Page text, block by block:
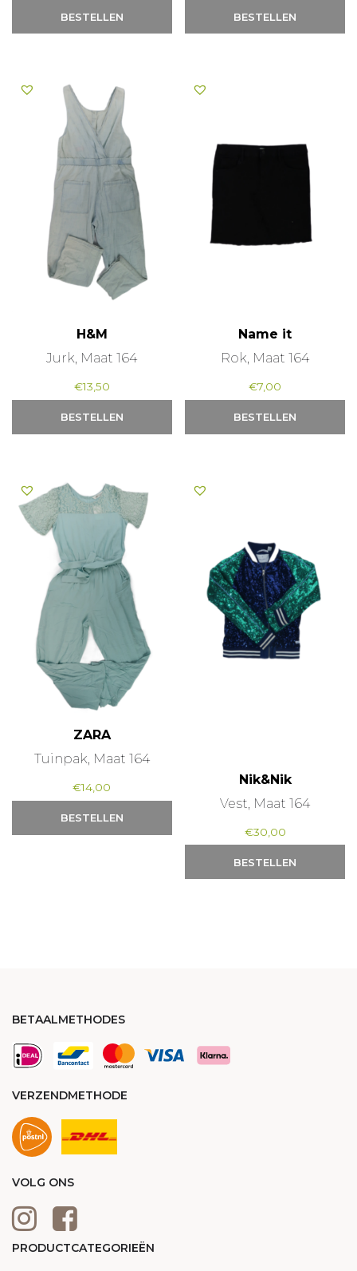
BESTELLEN BESTELLEN
H&M
Jurk, Maat 164
€13,50
BESTELLEN
Name it
Rok, Maat 164
€7,00
BESTELLEN
ZARA
Tuinpak, Maat 164
€14,00
BESTELLEN
Nik&Nik
Vest, Maat 164
€30,00
BESTELLEN
BETAALMETHODES
VERZENDMETHODE
VOLG ONS
PRODUCTCATEGORIEËN